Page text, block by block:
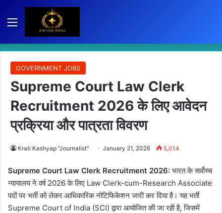
GOVERNMENT JOBS
Supreme Court Law Clerk
Recruitment 2026 के लिए आवेदन
प्रक्रिया और पात्रता विवरण
Krati Kashyap "Journalist" January 21, 2026 5,014
Supreme Court Law Clerk Recruitment 2026: भारत के सर्वोच्च
न्यायालय ने वर्ष 2026 के लिए Law Clerk-cum-Research Associate
पदों पर भर्ती को लेकर आधिकारिक नोटिफिकेशन जारी कर दिया है। यह भर्ती
Supreme Court of India (SCI) द्वारा आयोजित की जा रही है, जिसमें